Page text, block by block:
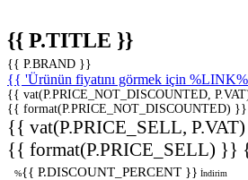
{{ P.TITLE }}
{{ P.BRAND }}
{{ 'Ürünün fiyatını görmek için
{{ vat(P.PRICE_NOT_DISCOUNTED,
{{ format(P.PRICE_NOT_DISCOUNTED) }}
{{ vat(P.PRICE_SELL,
{{ format(P.PRICE_SELL) }}
%{{ P.DISCOUNT_PERCENT }} İndirim